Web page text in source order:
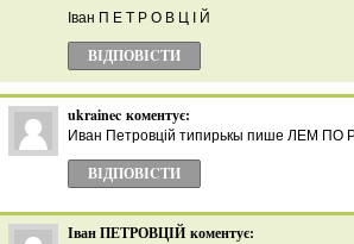
Іван П Е Т Р О В Ц І Й
ВІДПОВІCТИ
ukrainec коментує:
Иван Петровцій типирькы пише ЛЕМ
ВІДПОВІCТИ
Іван ПЕТРОВЦІЙ коментує: